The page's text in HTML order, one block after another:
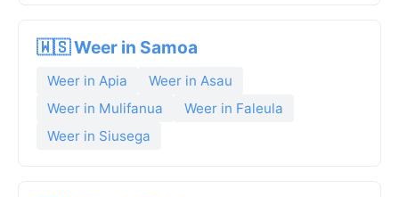
🇼🇸 Weer in Samoa
Weer in Apia
Weer in Asau
Weer in Mulifanua
Weer in Faleula
Weer in Siusega